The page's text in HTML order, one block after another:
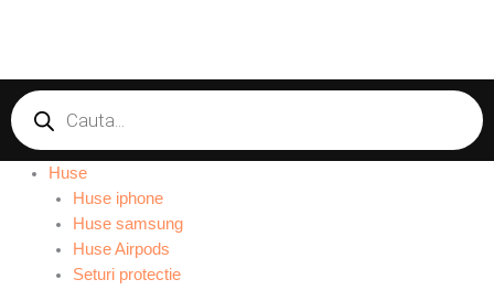
Products
search
Huse
Huse iphone
Huse samsung
Huse Airpods
Seturi protectie